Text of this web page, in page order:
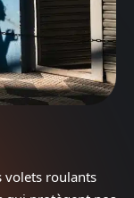
volets roulants